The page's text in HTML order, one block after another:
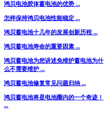
鸿贝电池胶体蓄电池的优势 ...
怎样保持鸿贝电池性能稳定 ...
鸿贝蓄电池十几年的发展创新历程 ...
鸿贝蓄电池寿命的重要因素 ...
鸿贝蓄电池为您讲述免维护蓄电池为什
么不需要维护 ...
鸿贝蓄电池修复常见问题归纳 ...
鸿贝蓄电池将是电池圈内的一个奇迹！
...